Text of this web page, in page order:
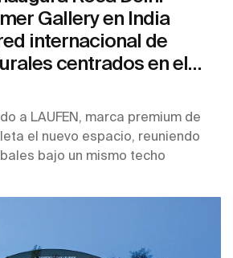
Gallery en India
internacional de
centrados en el
a LAUFEN, marca premium de
el nuevo espacio, reuniendo
bajo un mismo techo